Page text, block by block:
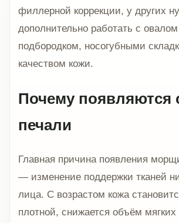
филлерной коррекции, у других
дополнительно работать с
подбородком, носогубными
качеством кожи.
Почему появляются
печали
Главная причина появления
— изменение поддержки тканей
лица. С возрастом кожа
плотной, снижается объём мягких